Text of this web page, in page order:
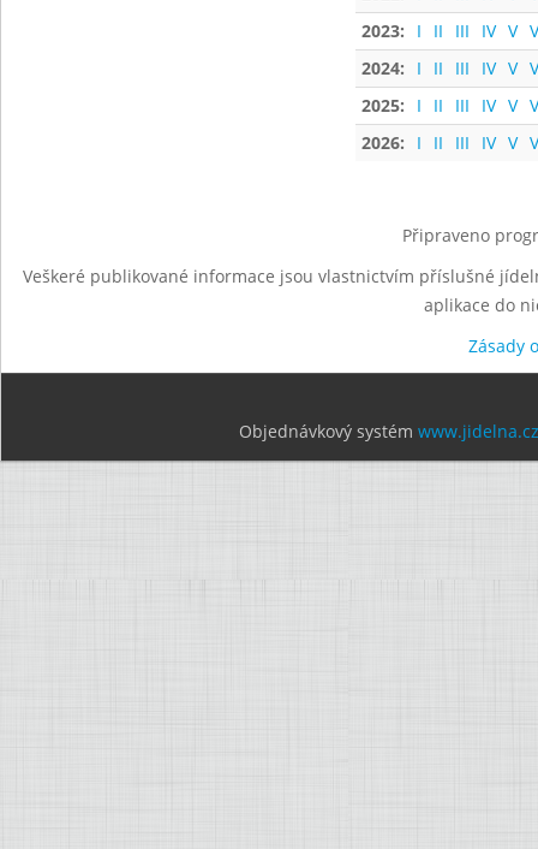
2023:
I II III IV V
2024:
I II III IV V
2025:
I II III IV V
2026:
I II III IV V
Připraveno
Veškeré publikované informace jsou vlastnictvím příslušné
aplikace do
Zásady
Objednávkový systém www.jidelna.cz